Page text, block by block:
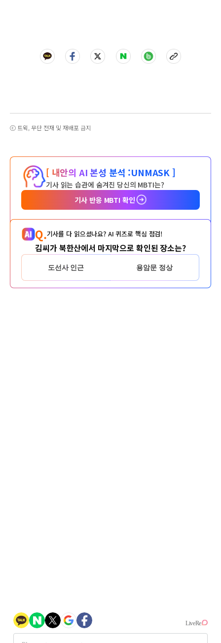
ⓒ 트윅, 무단 전재 및 재배포 금지
[ 내안의 AI 본성 분석 :UNMASK ]
기사 읽는 습관에 숨겨진 당신의 MBTI는?
기사 반응 MBTI 확인
Q.기사를 다 읽으셨나요? AI 퀴즈로 핵심 점검!
김씨가 북한산에서 마지막으로 확인된 장소는?
도선사 인근 용암문 정상